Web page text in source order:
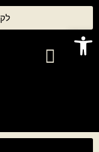
פתח סרגל נגישות